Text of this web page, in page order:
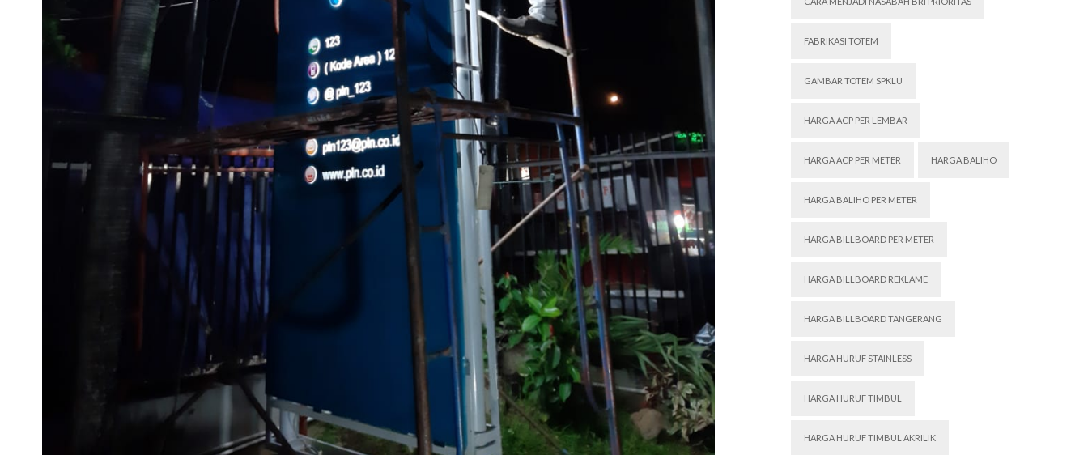
FABRIKASI TOTEM
GAMBAR TOTEM SPKLU
HARGA ACP PER LEMBAR
HARGA ACP PER METER HARGA BALIHO
HARGA BALIHO PER METER
HARGA BILLBOARD PER METER
HARGA BILLBOARD REKLAME
HARGA BILLBOARD TANGERANG
HARGA HURUF STAINLESS
HARGA HURUF TIMBUL
HARGA HURUF TIMBUL AKRILIK